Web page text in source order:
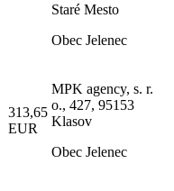
Staré Mesto
Obec Jelenec
313,65
EUR
MPK agency, s. r.
o., 427, 95153
Klasov
Obec Jelenec